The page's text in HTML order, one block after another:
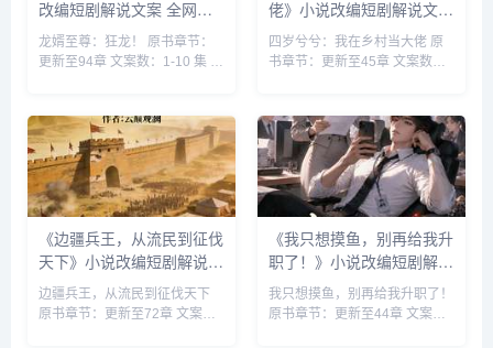
改编短剧解说文案 全网独
家下载
龙婿至尊：狂龙！ 原书章节：
更新至94章 文案数：1-10 集 类
佬》小说改编短剧解说文案
全网独家下载
四岁兮兮：我在乡村当大佬 原
书章节：更新至45章 文案数：
《边疆兵王，从流民到征伐
天下》小说改编短剧解说文
案 全网独家下载
边疆兵王，从流民到征伐天下
原书章节：更新至72章 文案
《我只想摸鱼，别再给我升
职了！》小说改编短剧解说
文案 全网独家下载
我只想摸鱼，别再给我升职了！
原书章节：更新至44章 文案